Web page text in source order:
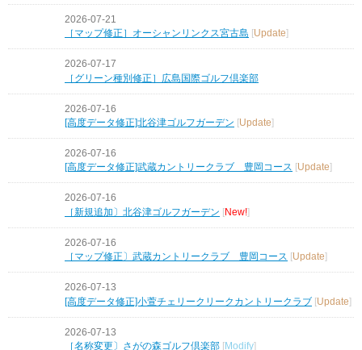
2026-07-21
［マップ修正］オーシャンリンクス宮古島 [Update]
2026-07-17
［グリーン種別修正］広島国際ゴルフ倶楽部
2026-07-16
[高度データ修正]北谷津ゴルフガーデン [Update]
2026-07-16
[高度データ修正]武蔵カントリークラブ 豊岡コース
Update
2026-07-16
［新規追加〕北谷津ゴルフガーデン [New!]
2026-07-16
［マップ修正〕武蔵カントリークラブ 豊岡コース
Update
2026-07-13
[高度データ修正]小萱チェリークリークカントリークラブ [Update]
2026-07-13
［名称変更〕さがの森ゴルフ倶楽部
Modify